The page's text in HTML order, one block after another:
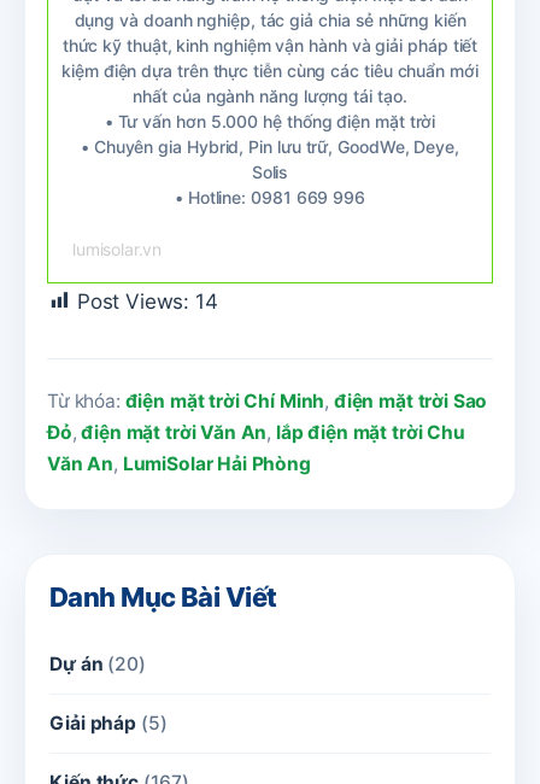
dụng và doanh nghiệp, tác giả chia sẻ những kiến
thức kỹ thuật, kinh nghiệm vận hành và giải pháp tiết
kiệm điện dựa trên thực tiễn cùng các tiêu chuẩn mới
nhất của ngành năng lượng tái tạo.
• Tư vấn hơn 5.000 hệ thống điện mặt trời
• Chuyên gia Hybrid, Pin lưu trữ, GoodWe, Deye,
Solis
• Hotline: 0981 669 996
lumisolar.vn
Post Views: 14
Từ khóa: điện mặt trời Chí Minh, điện mặt trời Sao
Đỏ,điện mặt trời Văn An, lắp điện mặt trời Chu
Văn An, LumiSolar Hải Phòng
Danh Mục Bài Viết
Dự án (20)
Giải pháp (5)